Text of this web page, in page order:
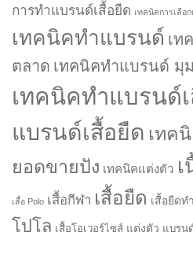
การทำแบรนด์เสื้อยืด เทคนิคการเลือก
เทคนิคทำแบรนด์ เท
ตลาด เทคนิคทำแบรนด์ มุ
เทคนิคทำแบรนด์
แบรนด์เสื้อยืด เทค
ยอดขายปัง เทคนิคแต่งตัว
เสื้อ Polo เสื้อกีฬา เสื้อยืด เสื้อยืดท
โปโล เสื้อโอเวอร์ไซส์ แต่งตัว แบรน